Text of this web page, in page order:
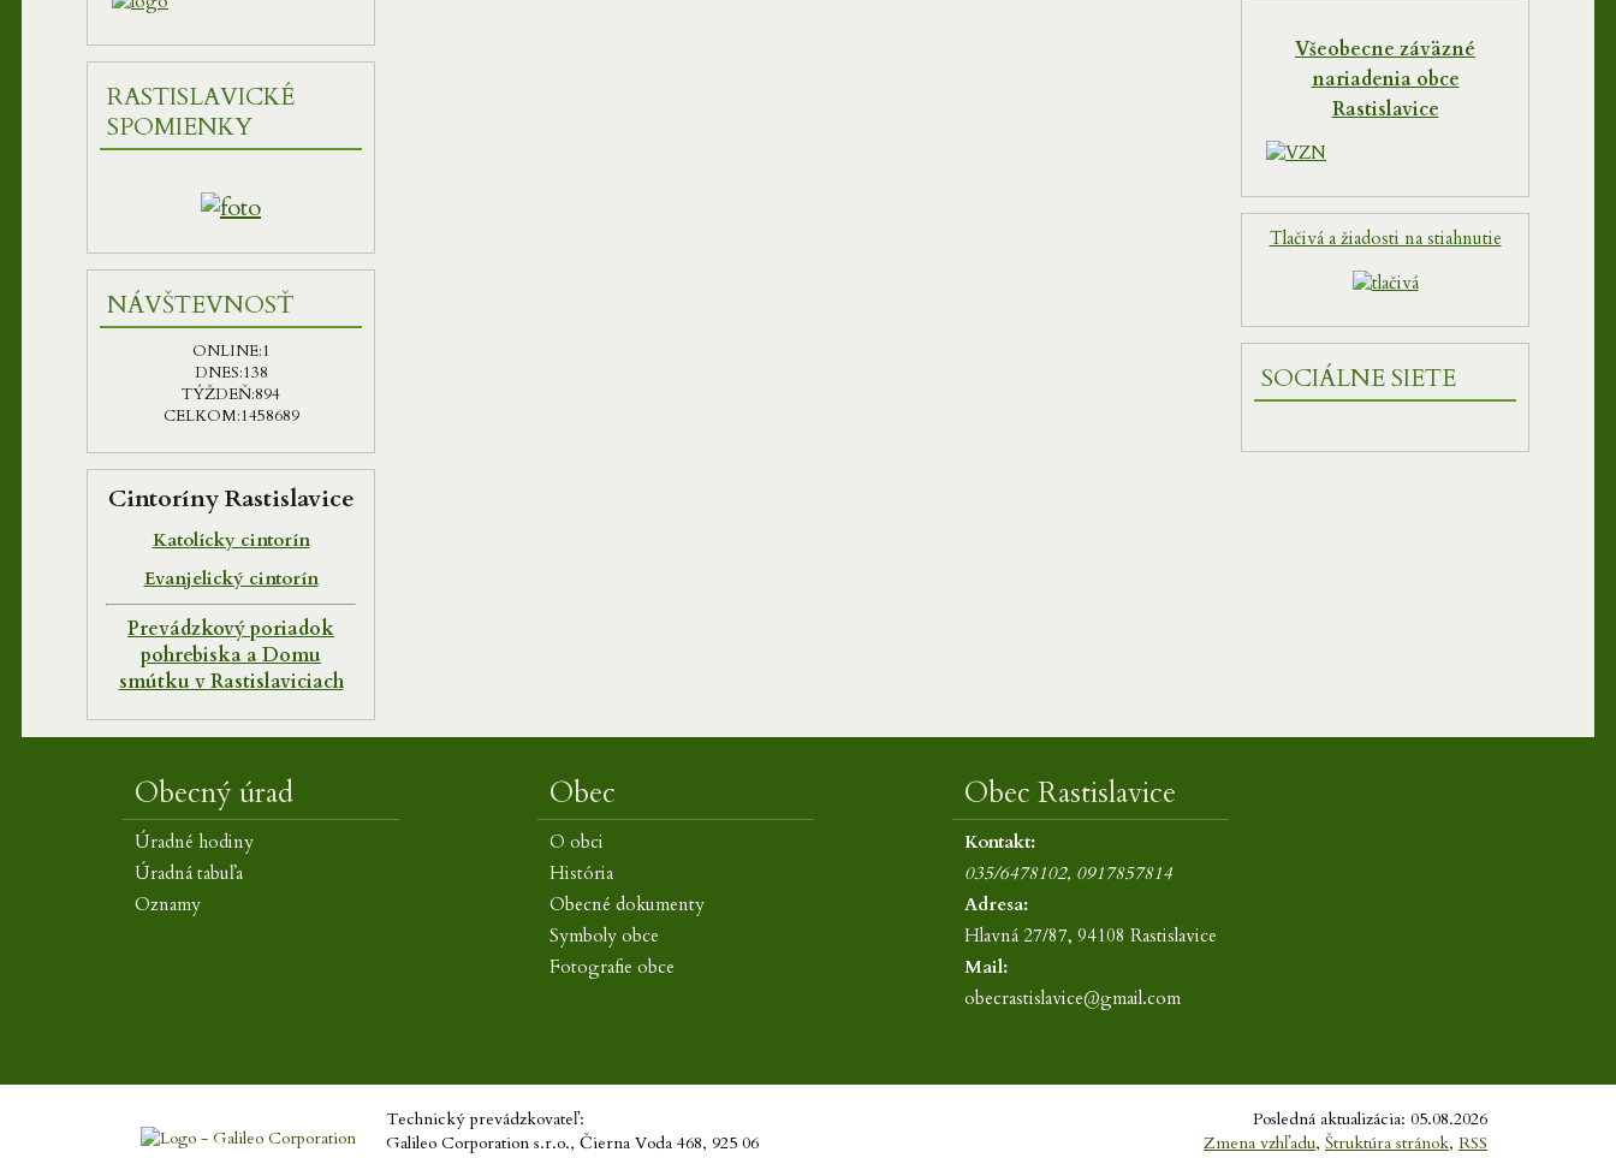
RASTISLAVICKÉ
SPOMIENKY
NÁVŠTEVNOSŤ
ONLINE:1
DNES:138
TÝŽDEŇ:894
CELKOM:1458689
Cintoríny Rastislavice
Katolícky cintorín
Evanjelický cintorín
Prevádzkový poriadok
pohrebiska a Domu
smútku v Rastislaviciach
Všeobecne záväzné
nariadenia obce
Rastislavice
Tlačivá a žiadosti na stiahnutie
SOCIÁLNE SIETE
Obecný úrad
Úradné hodiny
Úradná tabuľa
Oznamy
Obec
O obci
História
Obecné dokumenty
Symboly obce
Fotografie obce
Obec Rastislavice
Kontakt:
035/6478102, 0917857814
Adresa:
Hlavná 27/87, 94108 Rastislavice
Mail:
obecrastislavice@gmail.com
Technický prevádzkovateľ:
Galileo Corporation s.r.o., Čierna Voda 468, 925 06
Posledná aktualizácia: 05.08.2026
Zmena vzhľadu, Štruktúra stránok, RSS